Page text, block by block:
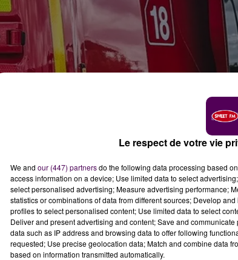
Borderie
à Vignoux-sur-Barangeon ce mardi 26
une voiture et une trottinette.
Le respect de votre vie
We and our (447) partnersdo the following data processing based
access information on a device; Use limited data to select
select personalised advertising; Measure advertising performance;
statistics or combinations of data from different sources; Develop
profiles to select personalised content; Use limited data to select
Deliver and present advertising and content; Save and
data such as IP address and browsing data to offer following
requested; Use precise geolocation data; Match and combine data
based on information transmitted automatically.